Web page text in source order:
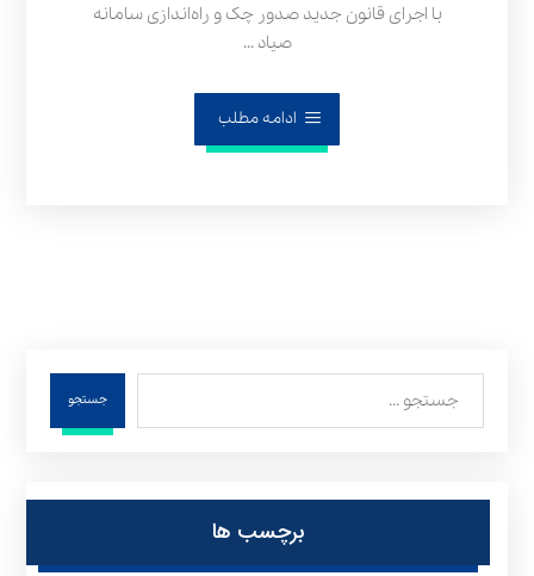
با اجرای قانون جدید صدور چک و راه‌اندازی سامانه
صیاد ...
ادامه مطلب
جستجو
برچسب ها